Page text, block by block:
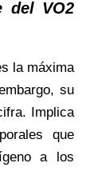
del VO2
la máxima
su
Implica
que
a los